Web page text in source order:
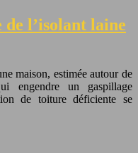
l’isolant laine
maison, estimée autour de
engendre un gaspillage
de toiture déficiente se